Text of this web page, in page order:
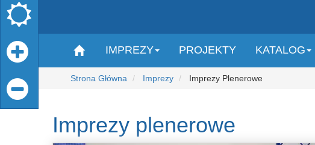
IMPREZY PROJEKTY KATALOG
Strona Główna Imprezy Imprezy Plenerowe
Imprezy plenerowe